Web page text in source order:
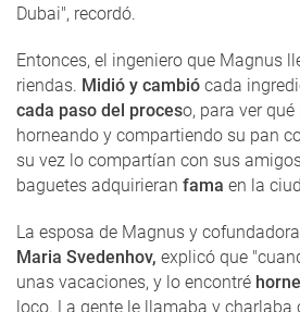
Dubai", recordó.
Entonces, el ingeniero que Magnus
riendas. Midió y cambió cada
cada paso del proceso, para ver
horneando y compartiendo su pan
su vez lo compartían con sus
baguetes adquirieran fama en la
La esposa de Magnus y
Maria Svedenhov, explicó que
unas vacaciones, y lo encontré
loco. La gente le llamaba y charlaba